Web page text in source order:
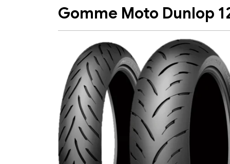
Gomme Moto Dunlop